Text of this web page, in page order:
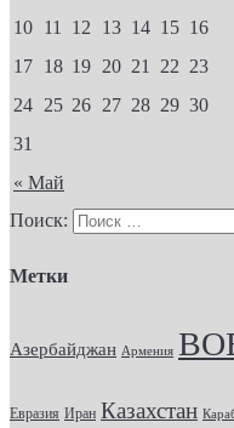
« Май
10 11 12 13 14 15 16
17 18 19 20 21 22 23
24 25 26 27 28 29 30
31
Поиск:
Метки
Азербайджан Армения
Евразия Иран Казахстан